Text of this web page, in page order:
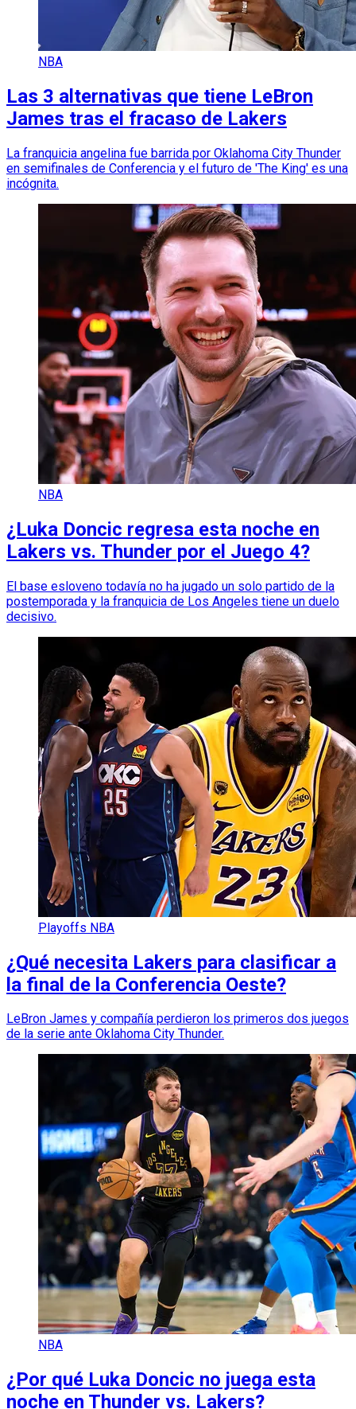
NBA
Las 3 alternativas que tiene LeBron
James tras el fracaso de Lakers
La franquicia angelina fue barrida por Oklahoma City Thunder
en semifinales de Conferencia y el futuro de 'The King' es una
incógnita.
NBA
¿Luka Doncic regresa esta noche en
Lakers vs. Thunder por el Juego 4?
El base esloveno todavía no ha jugado un solo partido de la
postemporada y la franquicia de Los Angeles tiene un duelo
decisivo.
Playoffs NBA
¿Qué necesita Lakers para clasificar a
la final de la Conferencia Oeste?
LeBron James y compañía perdieron los primeros dos juegos
de la serie ante Oklahoma City Thunder.
NBA
¿Por qué Luka Doncic no juega esta
noche en Thunder vs. Lakers?